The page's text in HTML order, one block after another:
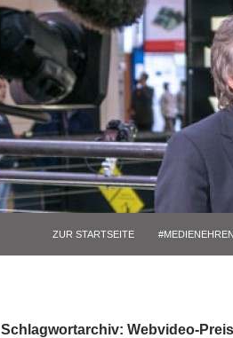
ZUR STARTSEITE
Schlagwortarchiv: Webvideo-Preis